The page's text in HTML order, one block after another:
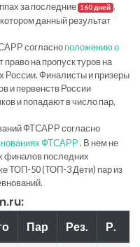
за последние 160 дней .
данный результат
согласноположению о
право на пропуск туров на
России. Финалисты и призеры
и первенств России
и попадают в число пар,
ФТСАРР согласно
ФТСАРР. В нем не
финалов последних
ТОП-50 (ТОП-3 Дети) пар из
Пар Рез. Р.